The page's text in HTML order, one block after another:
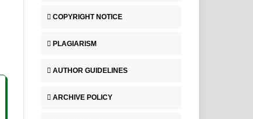
COPYRIGHT NOTICE
PLAGIARISM
AUTHOR GUIDELINES
ARCHIVE POLICY